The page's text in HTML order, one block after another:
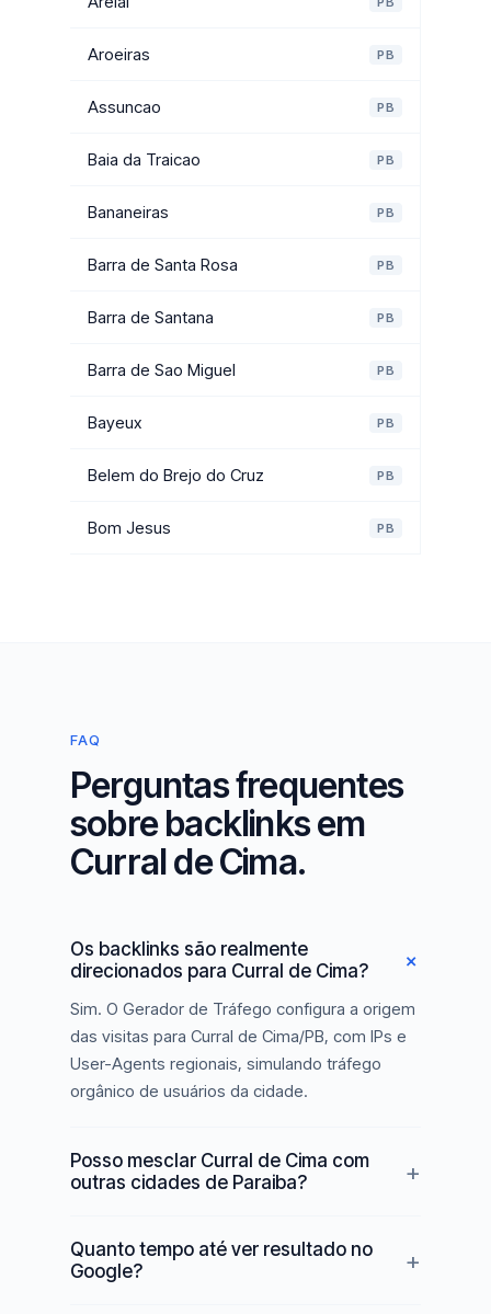
Aroeiras PB
Assuncao PB
Baia da Traicao PB
Bananeiras PB
Barra de Santa Rosa PB
Barra de Santana PB
Barra de Sao Miguel PB
Bayeux PB
Belem do Brejo do Cruz PB
Bom Jesus PB
FAQ
Perguntas frequentes
sobre backlinks em
Curral de Cima.
Os backlinks são realmente
direcionados para Curral de Cima?
Sim. O Gerador de Tráfego configura a origem
das visitas para Curral de Cima/PB, com IPs e
User-Agents regionais, simulando tráfego
orgânico de usuários da cidade.
Posso mesclar Curral de Cima com
outras cidades de Paraiba?
Quanto tempo até ver resultado no
Google?